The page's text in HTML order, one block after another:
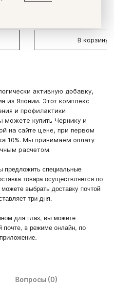
В корзину
активную добавку,
из Японии. Этот комплекс
и профилактики
можете купить Чернику и
на сайте цене, при первом
10%. Мы принимаем оплату
расчетом.
предложить специальные
товара осуществляется по
выбрать доставку почтой
три дня.
для глаз, вы можете
почте, в режиме онлайн, по
Вопросы (0)